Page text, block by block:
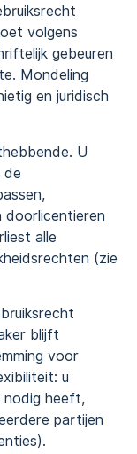
volgens
gebeuren
Mondeling
en juridisch
U
de
doorlicentieren
alle
(zie
blijft
voor
u
nodig heeft,
partijen